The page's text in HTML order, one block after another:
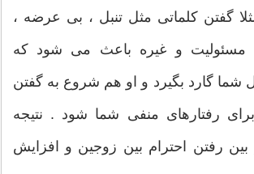
گفتن کلماتی مثل تنبل ، بی عرضه ،
مسئولیت و غیره باعث می شود که
شما گارد بگیرد و او هم شروع به گفتن
برای رفتارهای منفی شما شود . نتیجه
رفتن احترام بین زوجین و افزایش